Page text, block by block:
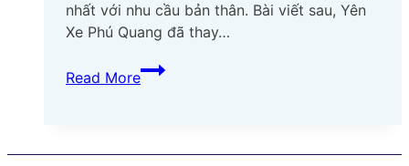
nhất với nhu cầu bản thân. Bài viết sau, Yên
Xe Phú Quang đã thay…
Read More
Top
06
bọc